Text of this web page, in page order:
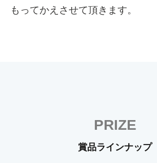
もってかえさせて頂きます。
PRIZE
賞品ラインナップ